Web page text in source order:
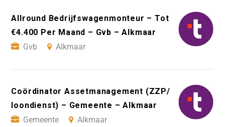
Allround Bedrijfswagenmonteur – Tot
€4.400 Per Maand – Gvb – Alkmaar
Gvb
Alkmaar
Coördinator Assetmanagement (ZZP/
loondienst) – Gemeente – Alkmaar
Gemeente
Alkmaar